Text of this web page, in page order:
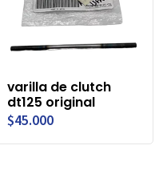
varilla de clutch
dt125 original
$45.000